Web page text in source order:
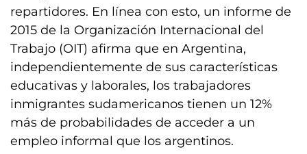
repartidores. En línea con esto, un informe de
2015 de la Organización Internacional del
Trabajo (OIT) afirma que en Argentina,
independientemente de sus características
educativas y laborales, los trabajadores
inmigrantes sudamericanos tienen un 12%
más de probabilidades de acceder a un
empleo informal que los argentinos.